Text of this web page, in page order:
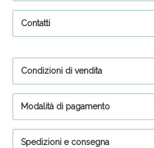
Contatti
Condizioni di vendita
Modalità di pagamento
Spedizioni e consegna